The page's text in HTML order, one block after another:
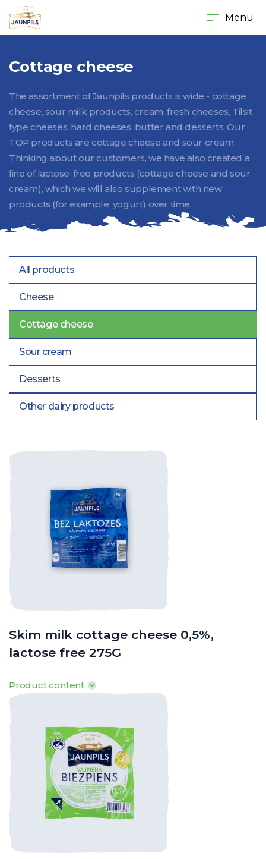
Menu
Cottage cheese
The assortment of Jaunpils products is wide - cottage
cheese, sour milk products, cream, fresh cheeses, Tilsit
type cheeses, hard cheeses, butter and desserts. Our
TOP products are cottage cheese and sour cream.
Thinking about our customers, we have also created a
line of lactose-free products (cottage cheese and sour
cream), which we will also supplement with new
products (for example, yogurt) over time.
All products
Cheese
Cottage cheese
Sour cream
Desserts
Other dairy products
Skim milk cottage cheese 0,5%,
lactose free 275G
Product content
100g produkta satur: Tauki 0,5g, tostarp piesātinātās t.sk. 0,3g,
· Enerģētiskā vērtība: 378kJ/ 89kcal
· Uzglabāšanas to: +2olīdz +8o